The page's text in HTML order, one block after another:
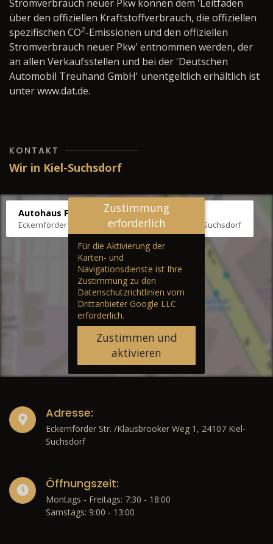
Stromverbrauch neuer Pkw können dem 'Leitfaden
über den offiziellen Kraftstoffverbrauch, die offiziellen
spezifischen CO2-Emissionen und den offiziellen
Stromverbrauch neuer Pkw' entnommen werden, der
an allen Verkaufsstellen und bei der 'Deutschen
Automobil Treuhand GmbH' unentgeltlich erhältlich ist
unter www.dat.de.
KONTAKT
Wir in Kiel-Suchsdorf
Autohaus Fräter
Eckernförder Str. /Klausbrooker Weg 1, 24107 Kiel-Suchsdorf
Zustimmung
erforderlich
Für die Aktivierung der
Karten- und
Navigationsdienste ist Ihre
Zustimmung zu den
Datenschutzrichtlinien vom
Drittanbieter Google LLC
erforderlich.
Zustimmen und
aktivieren
Adresse:
Eckernförder Str. /Klausbrooker Weg 1, 24107 Kiel-
Suchsdorf
Öffnungszeit:
Montags - Freitags: 7:30 - 18:00
Samstags: 9:00 - 13:00